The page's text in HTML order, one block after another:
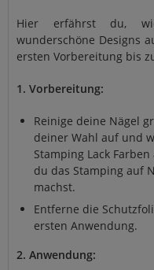
Hier erfährst du,
wunderschöne Designs
ersten Vorbereitung bis
1. Vorbereitung:
Reinige deine Nägel
deiner Wahl auf und
Stamping Lack
du das Stamping auf
machst.
Entferne die
ersten Anwendung.
2. Anwendung: